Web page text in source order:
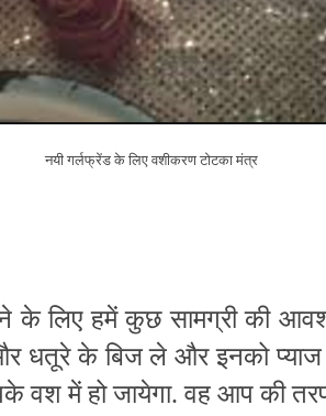
नयी गर्लफ्रेंड के लिए वशीकरण टोटका मंत्र
के लिए हमें कुछ सामग्री की
धतूरे के बिज ले और इनको
में हो जायेगा. वह आप की